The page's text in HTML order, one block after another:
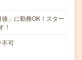
」に勤務OK！スター
！
可